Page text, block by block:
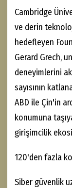
Cambridge
ve derin
hedefleyen
Gerard Grech,
deneyimlerini
sayısının
ABD ile Çin'in
konumuna
girişimcilik
120'den fazla
Siber güvenlik